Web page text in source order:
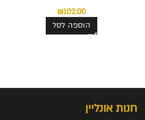
₪102.00
הוספה לסל
חנות אונליין